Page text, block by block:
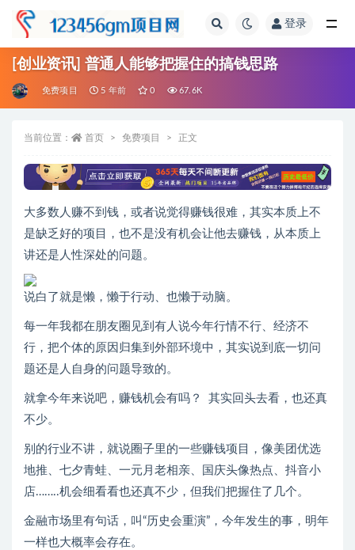
登录
[创业资讯] 普通人能够把握住的搞钱思路
免费项目 5 年前 0 67.6K
当前位置： 首页 免费项目 正文
大多数人赚不到钱，或者说觉得赚钱很难，其实本质上不
是缺乏好的项目，也不是没有机会让他去赚钱，从本质上
讲还是人性深处的问题。
说白了就是懒，懒于行动、也懒于动脑。
每一年我都在朋友圈见到有人说今年行情不行、经济不
行，把个体的原因归集到外部环境中，其实说到底一切问
题还是人自身的问题导致的。
就拿今年来说吧，赚钱机会有吗？ 其实回头去看，也还真
不少。
别的行业不讲，就说圈子里的一些赚钱项目，像美团优选
地推、七夕青蛙、一元月老相亲、国庆头像热点、抖音小
店……..机会细看看也还真不少，但我们把握住了几个。
金融市场里有句话，叫“历史会重演”，今年发生的事，明年
一样也大概率会存在。